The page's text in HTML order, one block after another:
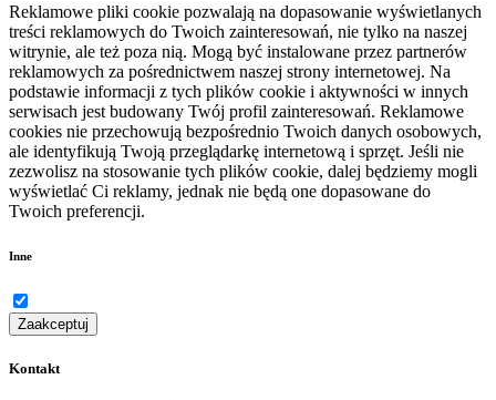
Reklamowe pliki cookie pozwalają na dopasowanie wyświetlanych
treści reklamowych do Twoich zainteresowań, nie tylko na naszej
witrynie, ale też poza nią. Mogą być instalowane przez partnerów
reklamowych za pośrednictwem naszej strony internetowej. Na
podstawie informacji z tych plików cookie i aktywności w innych
serwisach jest budowany Twój profil zainteresowań. Reklamowe
cookies nie przechowują bezpośrednio Twoich danych osobowych,
ale identyfikują Twoją przeglądarkę internetową i sprzęt. Jeśli nie
zezwolisz na stosowanie tych plików cookie, dalej będziemy mogli
wyświetlać Ci reklamy, jednak nie będą one dopasowane do
Twoich preferencji.
Inne
Zaakceptuj
Kontakt